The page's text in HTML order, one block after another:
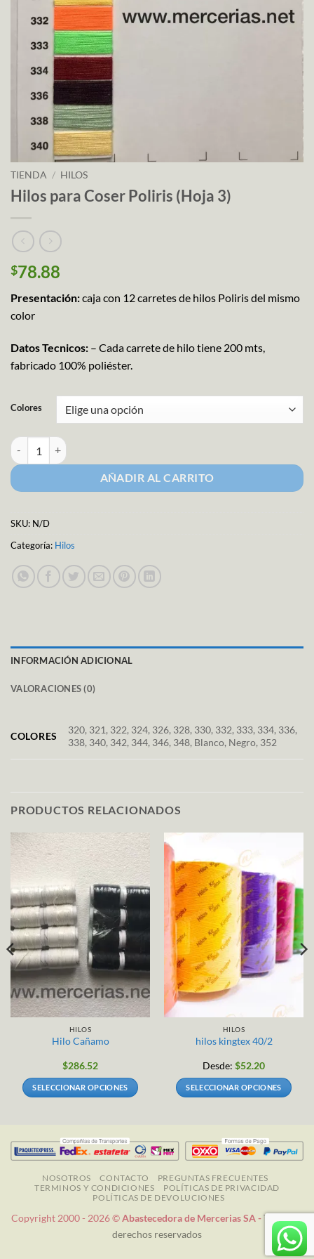
TIENDA / HILOS
Hilos para Coser Poliris (Hoja 3)
$78.88
Presentación:caja con 12 carretes de hilos Poliris del mismo
color
Datos Tecnicos: – Cada carrete de hilo tiene 200 mts,
fabricado 100% poliéster.
Colores
Hilos para Coser Poliris (Hoja 3) cantidad
AÑADIR AL CARRITO
SKU: N/D
Categoría: Hilos
INFORMACIÓN ADICIONAL
VALORACIONES (0)
COLORES
320, 321, 322, 324, 326, 328, 330, 332, 333, 334, 336,
338, 340, 342, 344, 346, 348, Blanco, Negro, 352
PRODUCTOS RELACIONADOS
HILOS
Hilo Cañamo
$286.52
SELECCIONAR OPCIONES
múltiples
variantes.
Las
opciones
pueden
HILOS
hilos kingtex 40/2
Desde: $52.20
SELECCIONAR OPCIONES
múltiples
variantes.
Las
opciones
pueden
NOSOTROS CONTACTO
PREGUNTAS FRECUENTES
TERMINOS Y CONDICIONES
POLÍTICAS DE PRIVACIDAD
POLÍTICAS DE DEVOLUCIONES
Copyright 2000 - 2026 ©Abastecedora de Mercerias SA -Todos los
derechos reservados